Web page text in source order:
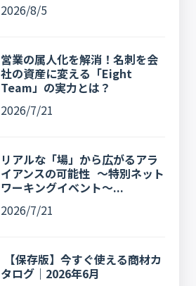
2026/8/5
営業の属人化を解消！名刺を会
社の資産に変える「Eight
Team」の実力とは？
2026/7/21
リアルな「場」から広がるアラ
イアンスの可能性 〜特別ネット
ワーキングイベント〜...
2026/7/21
【保存版】今すぐ使える商材カ
タログ｜2026年6月